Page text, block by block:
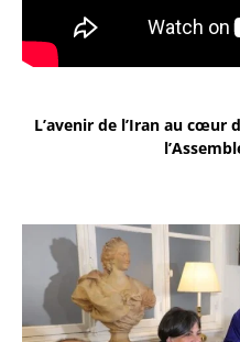
L’avenir de l’Iran au cœur